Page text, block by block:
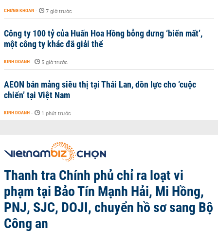
CHỨNG KHOÁN - 7 giờ trước
Công ty 100 tỷ của Huấn Hoa Hồng bỗng dưng ‘biến mất’,
một công ty khác đã giải thể
KINH DOANH - 5 giờ trước
AEON bán mảng siêu thị tại Thái Lan, dồn lực cho ‘cuộc
chiến’ tại Việt Nam
KINH DOANH - 1 phút trước
Thanh tra Chính phủ chỉ ra loạt vi
phạm tại Bảo Tín Mạnh Hải, Mi Hồng,
PNJ, SJC, DOJI, chuyển hồ sơ sang Bộ
Công an